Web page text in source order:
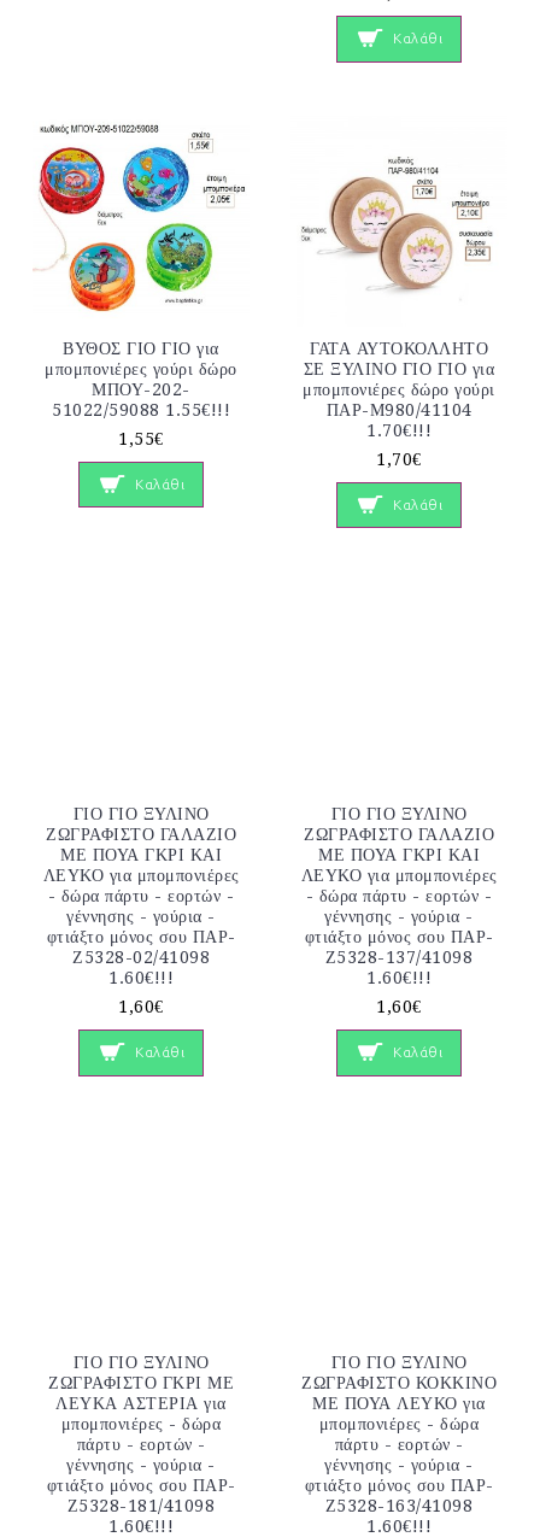
Καλάθι
ΒΥΘΟΣ ΓΙΟ ΓΙΟ για
μπομπονιέρες γούρι δώρο
ΜΠΟΥ-202-
51022/59088 1.55€!!!
1,55€
Καλάθι
ΓΑΤΑ ΑΥΤΟΚΟΛΛΗΤΟ
ΣΕ ΞΥΛΙΝΟ ΓΙΟ ΓΙΟ για
μπομπονιέρες δώρο γούρι
ΠΑΡ-Μ980/41104
1.70€!!!
1,70€
Καλάθι
ΓΙΟ ΓΙΟ ΞΥΛΙΝΟ
ΖΩΓΡΑΦΙΣΤΟ ΓΑΛΑΖΙΟ
ΜΕ ΠΟΥΑ ΓΚΡΙ ΚΑΙ
ΛΕΥΚΟ για μπομπονιέρες
- δώρα πάρτυ - εορτών -
γέννησης - γούρια -
φτιάξτο μόνος σου ΠΑΡ-
Ζ5328-02/41098
1.60€!!!
1,60€
Καλάθι
ΓΙΟ ΓΙΟ ΞΥΛΙΝΟ
ΖΩΓΡΑΦΙΣΤΟ ΓΑΛΑΖΙΟ
ΜΕ ΠΟΥΑ ΓΚΡΙ ΚΑΙ
ΛΕΥΚΟ για μπομπονιέρες
- δώρα πάρτυ - εορτών -
γέννησης - γούρια -
φτιάξτο μόνος σου ΠΑΡ-
Ζ5328-137/41098
1.60€!!!
1,60€
Καλάθι
ΓΙΟ ΓΙΟ ΞΥΛΙΝΟ
ΖΩΓΡΑΦΙΣΤΟ ΓΚΡΙ ΜΕ
ΛΕΥΚΑ ΑΣΤΕΡΙΑ για
μπομπονιέρες - δώρα
πάρτυ - εορτών -
γέννησης - γούρια -
φτιάξτο μόνος σου ΠΑΡ-
Ζ5328-181/41098
1.60€!!!
ΓΙΟ ΓΙΟ ΞΥΛΙΝΟ
ΖΩΓΡΑΦΙΣΤΟ ΚΟΚΚΙΝΟ
ΜΕ ΠΟΥΑ ΛΕΥΚΟ για
μπομπονιέρες - δώρα
πάρτυ - εορτών -
γέννησης - γούρια -
φτιάξτο μόνος σου ΠΑΡ-
Ζ5328-163/41098
1.60€!!!